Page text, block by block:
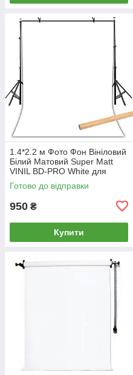
1.4*2.2 м Фото Фон Вініловий
Білий Матовий Super Matt
VINIL BD-PRO White для
фото
Готово до відправки
950 ₴
Купити